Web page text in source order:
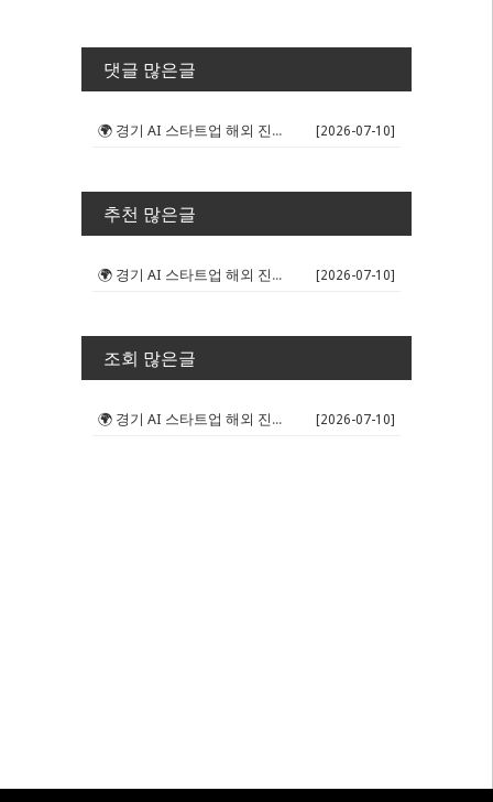
댓글 많은글
🌍 경기 AI 스타트업 해외 진출 판... [2026-07-10]
추천 많은글
🌍 경기 AI 스타트업 해외 진출 판... [2026-07-10]
조회 많은글
🌍 경기 AI 스타트업 해외 진출 판... [2026-07-10]